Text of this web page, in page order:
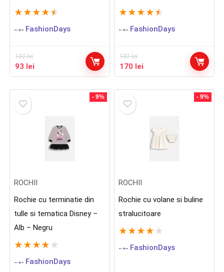
★ ★ ★ ★ ★
FashionDays
102lei
Prețul
inițial
102 lei.
93 lei
curent
★ ★ ★ ★ ★
FashionDays
187lei
Prețul
inițial
187 lei.
170 lei
curent
- 9%
ROCHII
Rochie cu terminatie din
tulle si tematica Disney –
Alb – Negru
★ ★ ★ ★ ★
FashionDays
- 9%
ROCHII
Rochie cu volane si buline
stralucitoare
★ ★ ★ ★ ★
FashionDays